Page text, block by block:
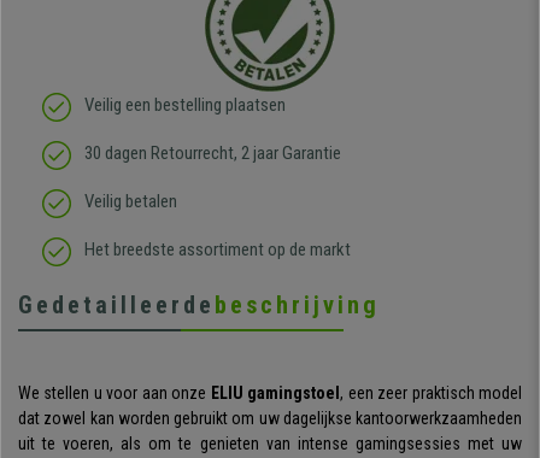
Veilig een bestelling plaatsen
30 dagen Retourrecht, 2 jaar Garantie
Veilig betalen
Het breedste assortiment op de markt
Gedetailleerde beschrijving
We stellen u voor aan onze ELIU gamingstoel, een zeer praktisch model
dat zowel kan worden gebruikt om uw dagelijkse kantoorwerkzaamheden
uit te voeren, als om te genieten van intense gamingsessies met uw